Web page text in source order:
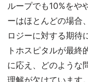
ループでも10%をや
ーはほとんどの場合
ロジーに対する期待
トホスピタルが最終
に応え、どのような
理解が欠けています。